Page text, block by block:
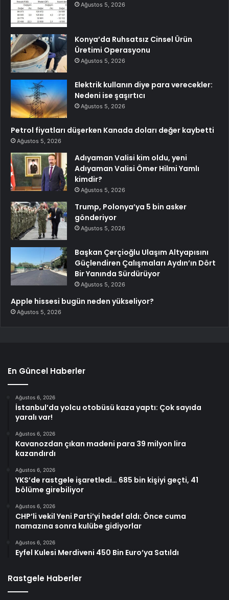
Ağustos 5, 2026
Konya’da Ruhsatsız Cinsel Ürün
Üretimi Operasyonu
Ağustos 5, 2026
Elektrik kullanın diye para verecekler:
Nedeni ise şaşırtıcı
Ağustos 5, 2026
Petrol fiyatları düşerken Kanada doları değer kaybetti
Ağustos 5, 2026
Adıyaman Valisi kim oldu, yeni
Adıyaman Valisi Ömer Hilmi Yamlı
kimdir?
Ağustos 5, 2026
Trump, Polonya’ya 5 bin asker
gönderiyor
Ağustos 5, 2026
Başkan Çerçioğlu Ulaşım Altyapısını
Güçlendiren Çalışmaları Aydın’ın Dört
Bir Yanında Sürdürüyor
Ağustos 5, 2026
Apple hissesi bugün neden yükseliyor?
Ağustos 5, 2026
En Güncel Haberler
Ağustos 6, 2026
İstanbul’da yolcu otobüsü kaza yaptı: Çok sayıda
yaralı var!
Ağustos 6, 2026
Kavanozdan çıkan madeni para 39 milyon lira
kazandırdı
Ağustos 6, 2026
YKS’de rastgele işaretledi… 685 bin kişiyi geçti, 41
bölüme girebiliyor
Ağustos 6, 2026
CHP’li vekil Yeni Parti’yi hedef aldı: Önce cuma
namazına sonra kulübe gidiyorlar
Ağustos 6, 2026
Eyfel Kulesi Merdiveni 450 Bin Euro’ya Satıldı
Rastgele Haberler